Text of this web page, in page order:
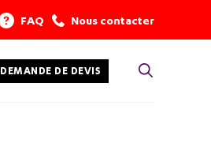
FAQ Nous contacter
DEMANDE DE DEVIS